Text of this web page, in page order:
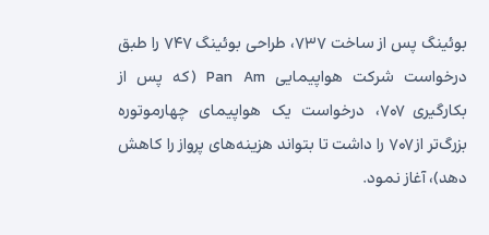
بوئینگ پس از ساخت ۷۳۷، طراحی بوئینگ ۷۴۷ را طبق
درخواست شرکت هواپیمایی Pan Am (که پس از
بکارگیری ۷۰۷، درخواست یک هواپیمای چهارموتوره
بزرگ‌تر از ۷۰۷ را داشت تا بتواند هزینه‌های پرواز را کاهش
دهد)، آغاز نمود.